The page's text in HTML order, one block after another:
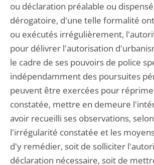
ou déclaration préalable ou
dérogatoire, d'une telle formalité
ou exécutés irrégulièrement,
pour délivrer l'autorisation
le cadre de ses pouvoirs de police
indépendamment des poursuites
peuvent être exercées pour
constatée, mettre en demeure
avoir recueilli ses observations,
l'irrégularité constatée et les
d'y remédier, soit de solliciter
déclaration nécessaire, soit de